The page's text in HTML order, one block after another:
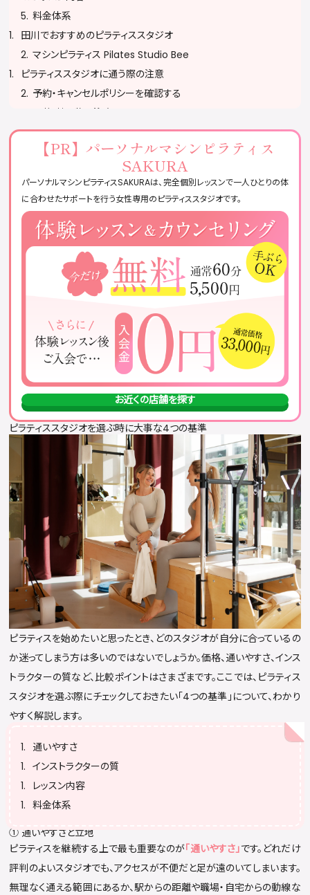
料金体系
田川でおすすめのピラティススタジオ
マシンピラティス Pilates Studio Bee
ピラティススタジオに通う際の注意
予約・キャンセルポリシーを確認する
服装・持ち物に注意する
無理をせず自分のペースで参加する
ピラティススタジオに関するQ&A
おすすめのピラティススタジオまとめ
【PR】 パーソナルマシンピラティス
SAKURA
パーソナルマシンピラティスSAKURAは、完全個別レッスンで一人ひとりの体
に合わせたサポートを行う女性専用のピラティススタジオです。
お近くの店舗を探す
ピラティススタジオを選ぶ時に大事な4つの基準
ピラティスを始めたいと思ったとき、どのスタジオが自分に合っているの
か迷ってしまう方は多いのではないでしょうか。価格、通いやすさ、インス
トラクターの質など、比較ポイントはさまざまです。ここでは、ピラティス
スタジオを選ぶ際にチェックしておきたい「4つの基準」について、わかり
やすく解説します。
通いやすさ
インストラクターの質
レッスン内容
料金体系
① 通いやすさと立地
ピラティスを継続する上で最も重要なのが「通いやすさ」です。どれだけ
評判のよいスタジオでも、アクセスが不便だと足が遠のいてしまいます。
無理なく通える範囲にあるか、駅からの距離や職場・自宅からの動線な